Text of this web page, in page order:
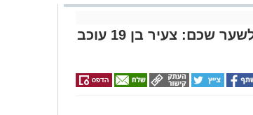
חשד להתעללות בכלב סמוך לשער שכם: צעיר בן 19 עוכב